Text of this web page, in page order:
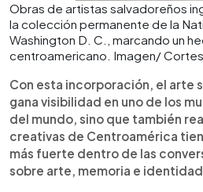
Obras de artistas salvadoreños
la colección permanente de la
Washington D. C., marcando un
centroamericano. Imagen/
Con esta incorporación, el arte
gana visibilidad en uno de los
del mundo, sino que también
creativas de Centroamérica
más fuerte dentro de las
sobre arte, memoria e